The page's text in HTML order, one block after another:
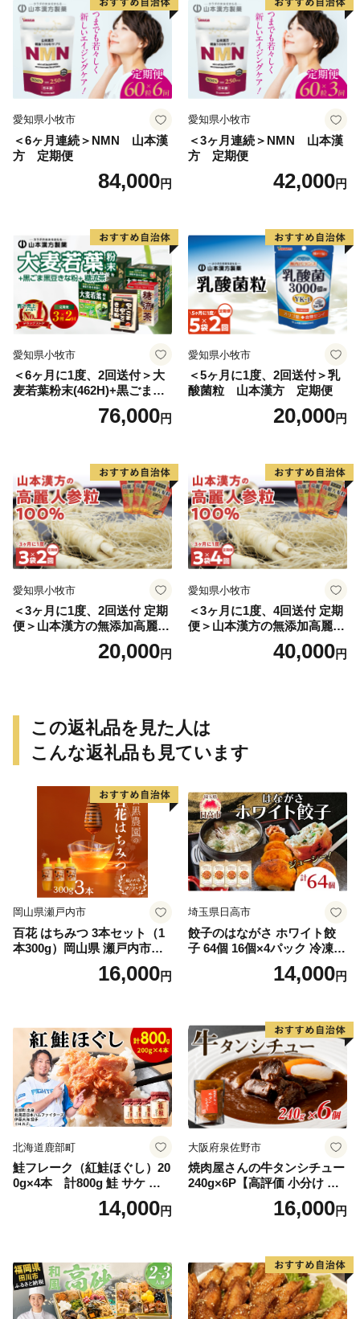
愛知県小牧市
＜6ヶ月連続＞NMN 山本漢
方 定期便
84,000円
愛知県小牧市
＜3ヶ月連続＞NMN 山本漢
方 定期便
42,000円
愛知県小牧市
＜6ヶ月に1度、2回送付＞大
麦若葉粉末(462H)+黒ごま黒
豆きな粉+ 糖流茶 山本漢
76,000円
愛知県小牧市
＜5ヶ月に1度、2回送付＞乳
酸菌粒 山本漢方 定期便
20,000円
愛知県小牧市
＜3ヶ月に1度、2回送付 定期
便＞山本漢方の無添加高麗人
20,000円
愛知県小牧市
＜3ヶ月に1度、4回送付 定期
便＞山本漢方の無添加高麗人
40,000円
この返礼品を見た人は
こんな返礼品も見ています
岡山県瀬戸内市
百花 はちみつ 3本セット（1
本300g）岡山県 瀬戸内市産
石黒農園 ヨーグルト パン 砂
糖の代わり 香り高い いい香
16,000円
埼玉県日高市
餃子のはながさ ホワイト餃
子 64個 16個×4パック 冷凍
中華 点心 B級グルメ ご当地
野菜 おつまみ おかず 簡単調
ー ギフト お取り寄せ 日高市
14,000円
北海道鹿部町
鮭フレーク（紅鮭ほぐし）20
0g×4本 計800g 鮭 サケ 鮭
ほぐし サケフレーク シャケ
フレーク 鮭フレーク14,000円
大阪府泉佐野市
焼肉屋さんの牛タンシチュー
240g×6P【高評価 小分け 惣
菜 牛たん 一人暮らし 冷凍】
16,000円